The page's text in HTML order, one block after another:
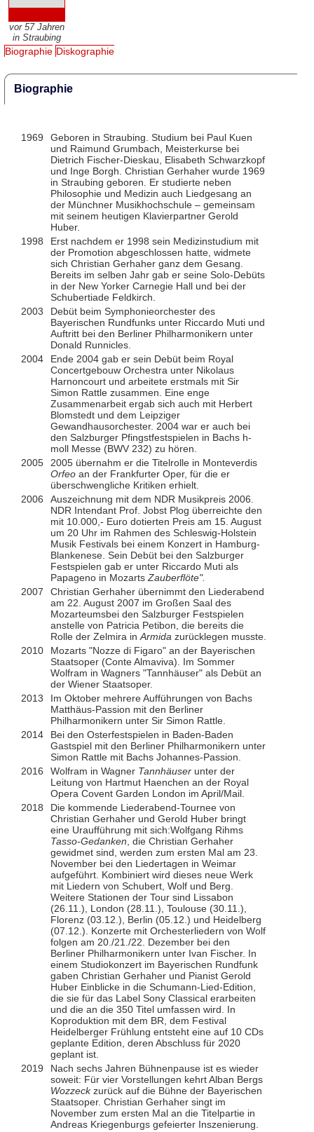
vor 57 Jahren
in Straubing
Biographie Diskographie
Biographie
1969
Geboren in Straubing. Studium bei Paul Kuen
und Raimund Grumbach, Meisterkurse bei
Dietrich Fischer-Dieskau, Elisabeth Schwarzkopf
und Inge Borgh. Christian Gerhaher wurde 1969
in Straubing geboren. Er studierte neben
Philosophie und Medizin auch Liedgesang an
der Münchner Musikhochschule – gemeinsam
mit seinem heutigen Klavierpartner Gerold
Huber.
1998
Erst nachdem er 1998 sein Medizinstudium mit
der Promotion abgeschlossen hatte, widmete
sich Christian Gerhaher ganz dem Gesang.
Bereits im selben Jahr gab er seine Solo-Debüts
in der New Yorker Carnegie Hall und bei der
Schubertiade Feldkirch.
2003
Debüt beim Symphonieorchester des
Bayerischen Rundfunks unter Riccardo Muti und
Auftritt bei den Berliner Philharmonikern unter
Donald Runnicles.
2004
Ende 2004 gab er sein Debüt beim Royal
Concertgebouw Orchestra unter Nikolaus
Harnoncourt und arbeitete erstmals mit Sir
Simon Rattle zusammen. Eine enge
Zusammenarbeit ergab sich auch mit Herbert
Blomstedt und dem Leipziger
Gewandhausorchester. 2004 war er auch bei
den Salzburger Pfingstfestspielen in Bachs h-
moll Messe (BWV 232) zu hören.
2005
2005 übernahm er die Titelrolle in Monteverdis
Orfeo an der Frankfurter Oper, für die er
überschwengliche Kritiken erhielt.
2006
Auszeichnung mit dem NDR Musikpreis 2006.
NDR Intendant Prof. Jobst Plog überreichte den
mit 10.000,- Euro dotierten Preis am 15. August
um 20 Uhr im Rahmen des Schleswig-Holstein
Musik Festivals bei einem Konzert in Hamburg-
Blankenese. Sein Debüt bei den Salzburger
Festspielen gab er unter Riccardo Muti als
Papageno in Mozarts Zauberflöte".
2007
Christian Gerhaher übernimmt den Liederabend
am 22. August 2007 im Großen Saal des
Mozarteumsbei den Salzburger Festspielen
anstelle von Patricia Petibon, die bereits die
Rolle der Zelmira in Armida zurücklegen musste.
2010
Mozarts "Nozze di Figaro" an der Bayerischen
Staatsoper (Conte Almaviva). Im Sommer
Wolfram in Wagners "Tannhäuser" als Debüt an
der Wiener Staatsoper.
2013
Im Oktober mehrere Aufführungen von Bachs
Matthäus-Passion mit den Berliner
Philharmonikern unter Sir Simon Rattle.
2014
Bei den Osterfestspielen in Baden-Baden
Gastspiel mit den Berliner Philharmonikern unter
Simon Rattle mit Bachs Johannes-Passion.
2016
Wolfram in Wagner Tannhäuserunter der
Leitung von Hartmut Haenchen an der Royal
Opera Covent Garden London im April/Mail.
2018
Die kommende Liederabend-Tournee von
Christian Gerhaher und Gerold Huber bringt
eine Uraufführung mit sich:Wolfgang Rihms
Tasso-Gedanken , die Christian Gerhaher
gewidmet sind, werden zum ersten Mal am 23.
November bei den Liedertagen in Weimar
aufgeführt. Kombiniert wird dieses neue Werk
mit Liedern von Schubert, Wolf und Berg.
Weitere Stationen der Tour sind Lissabon
(26.11.), London (28.11.), Toulouse (30.11.),
Florenz (03.12.), Berlin (05.12.) und Heidelberg
(07.12.). Konzerte mit Orchesterliedern von Wolf
folgen am 20./21./22. Dezember bei den
Berliner Philharmonikern unter Ivan Fischer. In
einem Studiokonzert im Bayerischen Rundfunk
gaben Christian Gerhaher und Pianist Gerold
Huber Einblicke in die Schumann-Lied-Edition,
die sie für das Label Sony Classical erarbeiten
und die an die 350 Titel umfassen wird. In
Koproduktion mit dem BR, dem Festival
Heidelberger Frühlung entsteht eine auf 10 CDs
geplante Edition, deren Abschluss für 2020
geplant ist.
2019
Nach sechs Jahren Bühnenpause ist es wieder
soweit: Für vier Vorstellungen kehrt Alban Bergs
Wozzeckzurück auf die Bühne der Bayerischen
Staatsoper. Christian Gerhaher singt im
November zum ersten Mal an die Titelpartie in
Andreas Kriegenburgs gefeierter Inszenierung.